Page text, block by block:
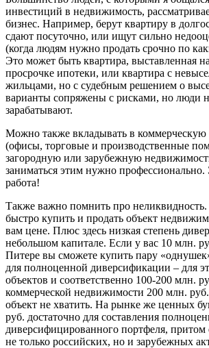
инвестиций в недвижимость,
бизнес. Например, берут квартиру в
сдают посуточно, или ищут сильно
(когда людям нужно продать срочно по
Это может быть квартира, выставленная
просрочке ипотеки, или квартира с
жильцами, но с судебным решением о
варианты сопряжены с рисками, но люди
зарабатывают.
Можно также вкладывать в
(офисы, торговые и производственные
загородную или зарубежную
заниматься этим нужно профессионально.
работа!
Также важно помнить про
быстро купить и продать объект
вам цене. Плюс здесь низкая степень
небольшом капитале. Если у вас 10 млн.
Питере вы сможете купить пару
для полноценной диверсификации – для
объектов и соответственно 100-200 млн.
коммерческой недвижимости 200 млн.
объект не хватить. На рынке же ценных
руб. достаточно для составления
диверсифицированного портфеля, притом
не только российских, но и зарубежных